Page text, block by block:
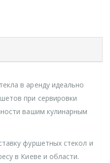
в аренду идеально
при сервировки
вашим кулинарным
фуршетных стекол и
в Киеве и области.